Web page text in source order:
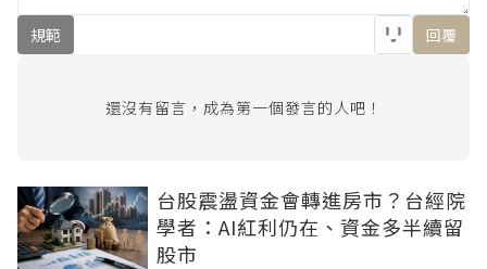
規範 回覆
還沒有留言，成為第一個發言的人吧！
台股震盪資金會轉進房市？台經院
學者：AI紅利仍在、資金多半續留
股市